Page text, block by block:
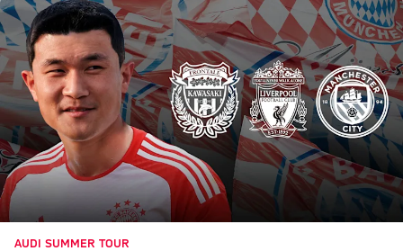
AUDI SUMMER TOUR